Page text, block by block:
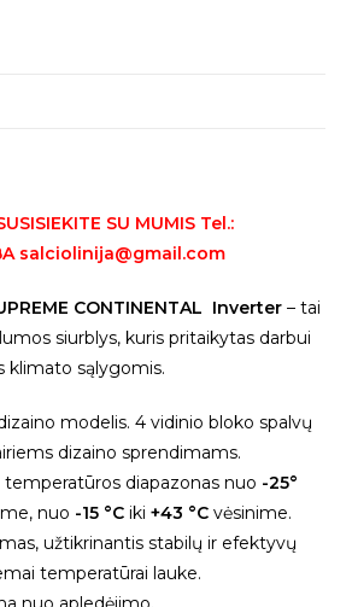
SU MUMIS Tel.:
salciolinija@gmail.com
CONTINENTAL Inverter – tai
siurblys, kuris pritaikytas darbui
klimato sąlygomis.
modelis. 4 vidinio bloko spalvų
dizaino sprendimams.
diapazonas nuo -25°
nuo -15 °C iki+43 °C vėsinime.
užtikrinantis stabilų ir efektyvų
temperatūrai lauke.